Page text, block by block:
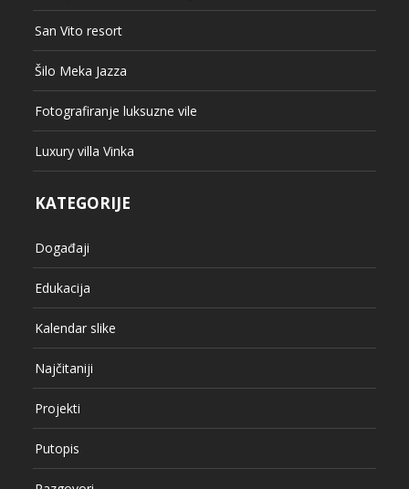
San Vito resort
Šilo Meka Jazza
Fotografiranje luksuzne vile
Luxury villa Vinka
KATEGORIJE
Događaji
Edukacija
Kalendar slike
Najčitaniji
Projekti
Putopis